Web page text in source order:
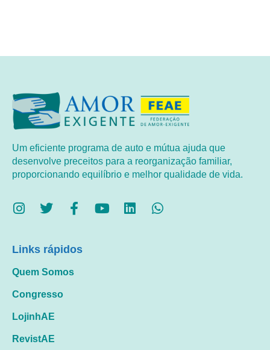
Um eficiente programa de auto e mútua ajuda que
desenvolve preceitos para a reorganização familiar,
proporcionando equilíbrio e melhor qualidade de vida.
Links rápidos
Quem Somos
Congresso
LojinhAE
RevistAE